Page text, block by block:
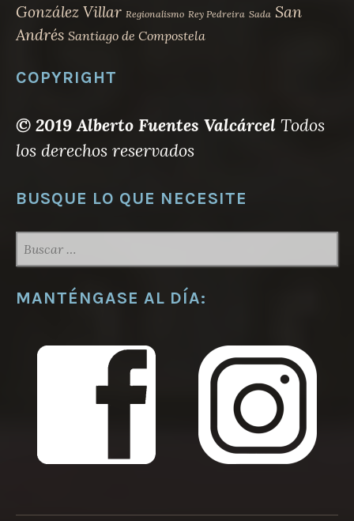
González Villar Regionalismo Rey Pedreira Sada San
Andrés Santiago de Compostela
COPYRIGHT
© 2019 Alberto Fuentes Valcárcel Todos
los derechos reservados
BUSQUE LO QUE NECESITE
MANTÉNGASE AL DÍA: